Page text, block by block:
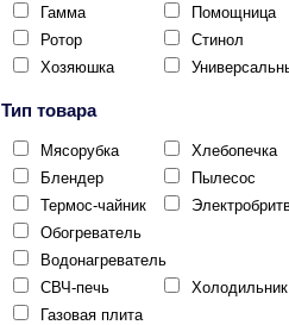
Гамма
Помощница
Ротор
Стинол
Хозяюшка
Тип товара
Мясорубка
Хлебопечка
Блендер
Пылесос
Термос-чайник
Обогреватель
Водонагреватель
СВЧ-печь
Холодильник
Газовая плита